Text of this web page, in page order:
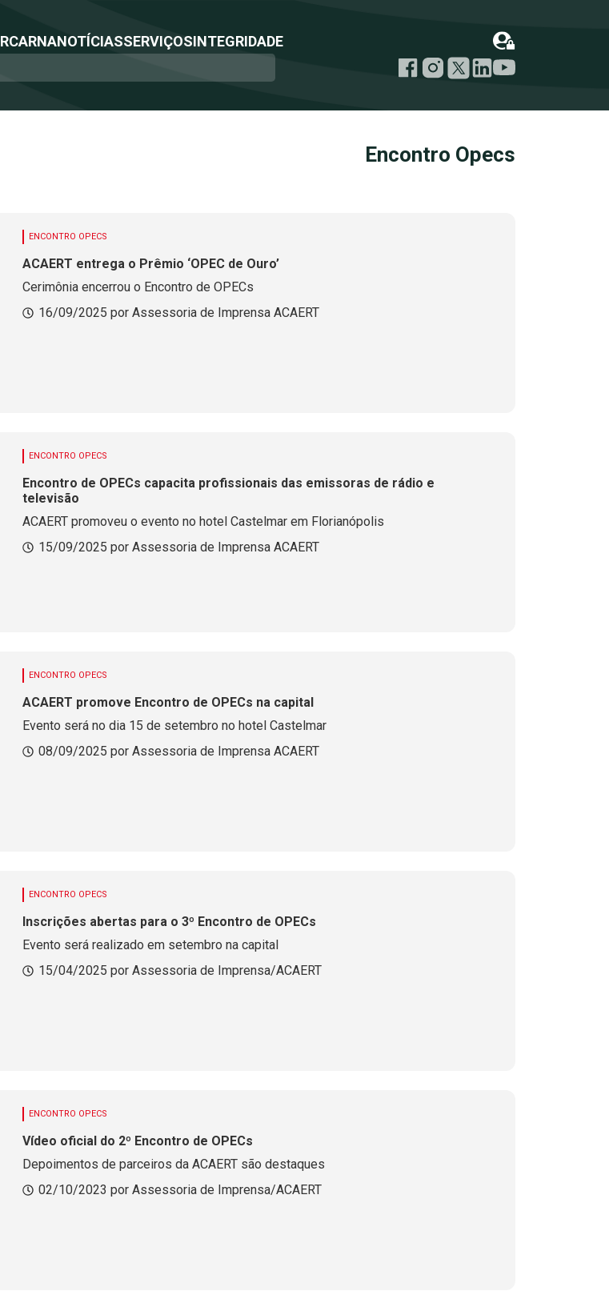
RCARNANOTÍCIASSERVIÇOSINTEGRIDADE
Encontro Opecs
ENCONTRO OPECS
ACAERT entrega o Prêmio ‘OPEC de Ouro’
Cerimônia encerrou o Encontro de OPECs
16/09/2025 por Assessoria de Imprensa ACAERT
ENCONTRO OPECS
Encontro de OPECs capacita profissionais das emissoras de rádio e
televisão
ACAERT promoveu o evento no hotel Castelmar em Florianópolis
15/09/2025 por Assessoria de Imprensa ACAERT
ENCONTRO OPECS
ACAERT promove Encontro de OPECs na capital
Evento será no dia 15 de setembro no hotel Castelmar
08/09/2025 por Assessoria de Imprensa ACAERT
ENCONTRO OPECS
Inscrições abertas para o 3º Encontro de OPECs
Evento será realizado em setembro na capital
15/04/2025 por Assessoria de Imprensa/ACAERT
ENCONTRO OPECS
Vídeo oficial do 2º Encontro de OPECs
Depoimentos de parceiros da ACAERT são destaques
02/10/2023 por Assessoria de Imprensa/ACAERT